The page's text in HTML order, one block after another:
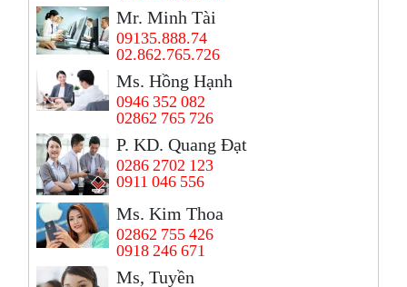
Mr. Minh Tài
09135.888.74
02.862.765.726
Ms. Hồng Hạnh
0946 352 082
02862 765 726
P. KD. Quang Đạt
0286 2702 123
0911 046 556
Ms. Kim Thoa
02862 755 426
0918 246 671
Ms, Tuyền